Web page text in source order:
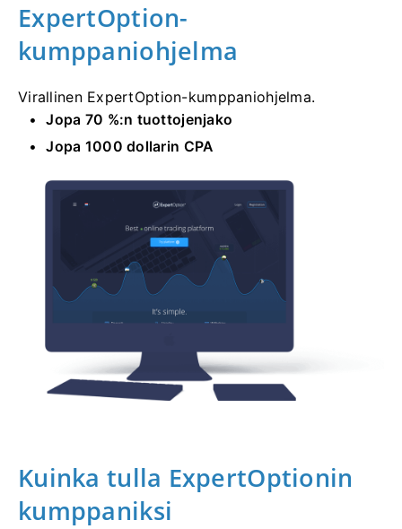
ExpertOption-
kumppaniohjelma
Virallinen ExpertOption-kumppaniohjelma.
Jopa 70 %:n tuottojenjako
Jopa 1000 dollarin CPA
Kuinka tulla ExpertOptionin
kumppaniksi